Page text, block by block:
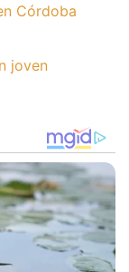
Córdoba
joven